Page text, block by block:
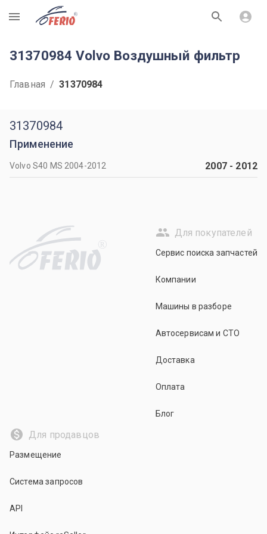
R
31370984 Volvo Воздушный фильтр
Главная / 31370984
31370984
Применение
Volvo S40 MS 2004-2012 2007- 2012
R
Для покупателей
Сервис поиска запчастей
Компании
Машины в разборе
Автосервисам и СТО
Доставка
Оплата
Блог
Для продавцов
Размещение
Система запросов
API